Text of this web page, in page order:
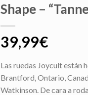
Shape –
39,99€
Las ruedas Joycult están
Brantford, Ontario,
Watkinson. De cara a